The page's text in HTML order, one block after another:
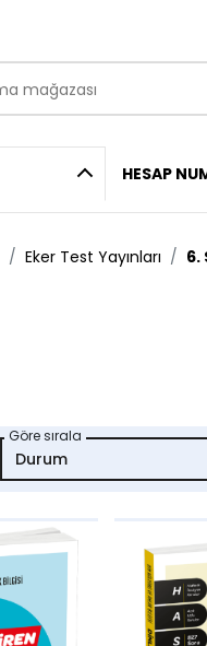
HESAP
Eker Test Yayınları 6.
Göre sırala